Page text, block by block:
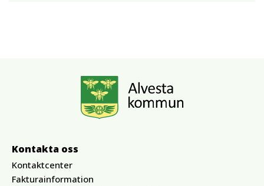
Kontakta oss
Kontaktcenter
Fakturainformation